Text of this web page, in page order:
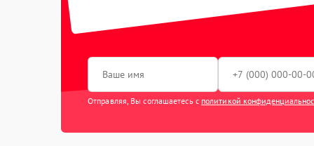
Отправляя, Вы соглашаетесь с политикой